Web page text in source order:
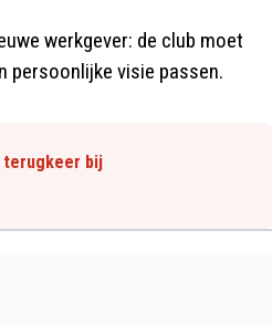
werkgever: de club moet
persoonlijke visie passen.
terugkeer bij